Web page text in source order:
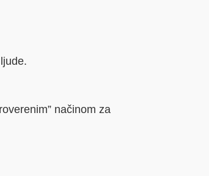
načinom za